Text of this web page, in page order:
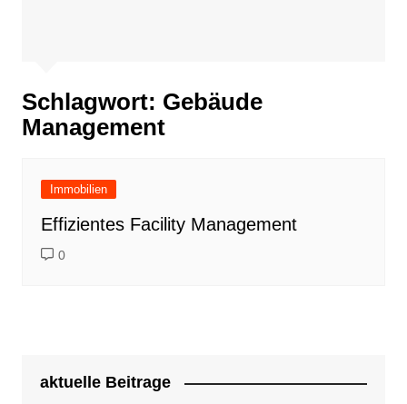
Schlagwort: Gebäude
Management
Immobilien
Effizientes Facility Management
0
aktuelle Beitrage